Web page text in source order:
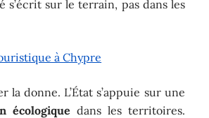
s’écrit sur le terrain, pas dans les
à Chypre
donne. L’État s’appuie sur une
écologique dans les territoires.